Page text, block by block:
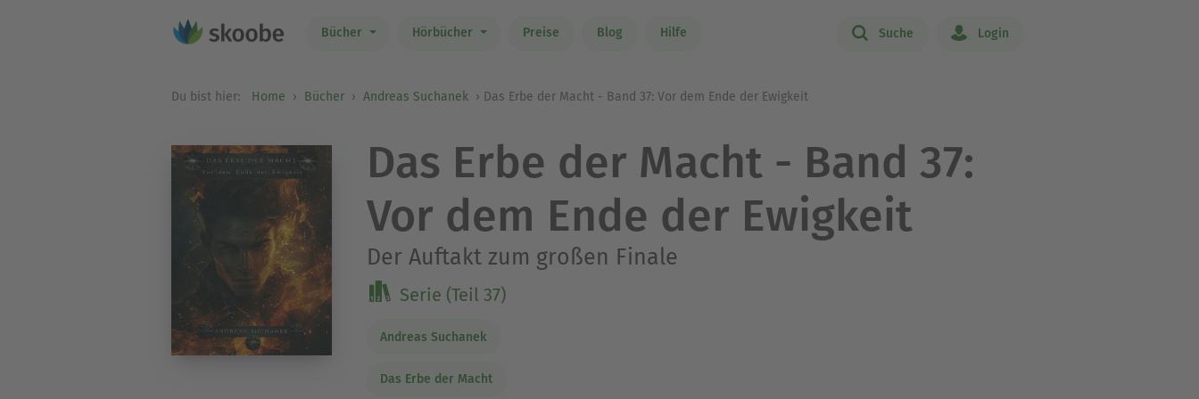
Bücher Hörbücher Preise Blog Hilfe Suche Login
Du bist hier: Home Bücher Andreas Suchanek Das Erbe der Macht - Band 37: Vor dem Ende der Ewigkeit
Das Erbe der Macht - Band 37:
Vor dem Ende der Ewigkeit
Der Auftakt zum großen Finale
Serie (Teil 37)
Andreas Suchanek
Das Erbe der Macht